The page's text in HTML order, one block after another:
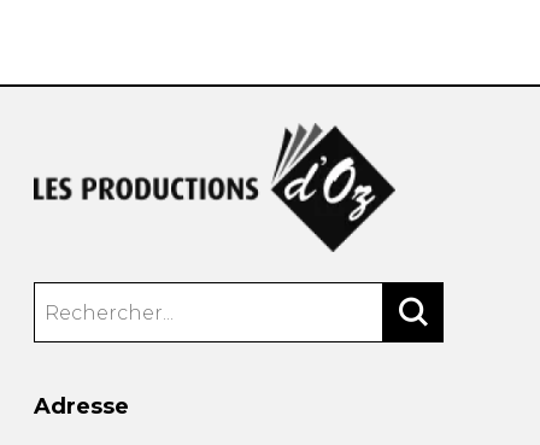
Adresse